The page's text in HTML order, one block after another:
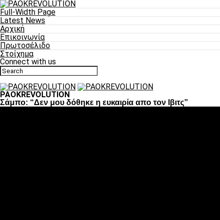
Full-Width Page
Latest News
Αρχική
Επικοινωνία
Πρωτοσέλιδο
Στοίχημα
Connect with us
PAOKREVOLUTION
Σάμπο: “Δεν μου δόθηκε η ευκαιρία απο τον Ιβιτς”